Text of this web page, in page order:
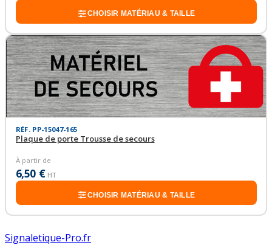
CHOISIR MATÉRIAU & TAILLE
RÉF. PP-15047-165
Plaque de porte Trousse de secours
À partir de
6,50 € HT
CHOISIR MATÉRIAU & TAILLE
Signaletique-Pro.fr